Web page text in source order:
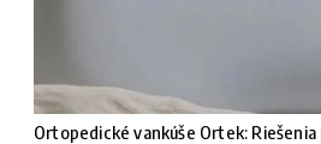
Ortopedické vankúše Ortek: